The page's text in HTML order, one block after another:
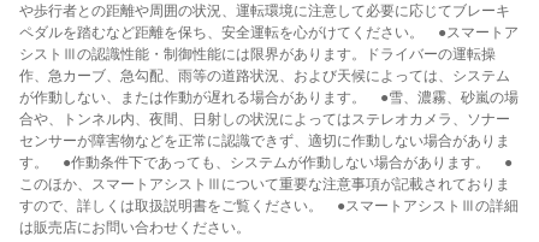
や歩行者との距離や周囲の状況、運転環境に注意して必要に応じてブレーキ
ペダルを踏むなど距離を保ち、安全運転を心がけてください。 ●スマートア
シストⅢの認識性能・制御性能には限界があります。ドライバーの運転操
作、急カーブ、急勾配、雨等の道路状況、および天候によっては、システム
が作動しない、または作動が遅れる場合があります。 ●雪、濃霧、砂嵐の場
合や、トンネル内、夜間、日射しの状況によってはステレオカメラ、ソナー
センサーが障害物などを正常に認識できず、適切に作動しない場合がありま
す。 ●作動条件下であっても、システムが作動しない場合があります。 ●
このほか、スマートアシストⅢについて重要な注意事項が記載されておりま
すので、詳しくは取扱説明書をご覧ください。 ●スマートアシストⅢの詳細
は販売店にお問い合わせください。